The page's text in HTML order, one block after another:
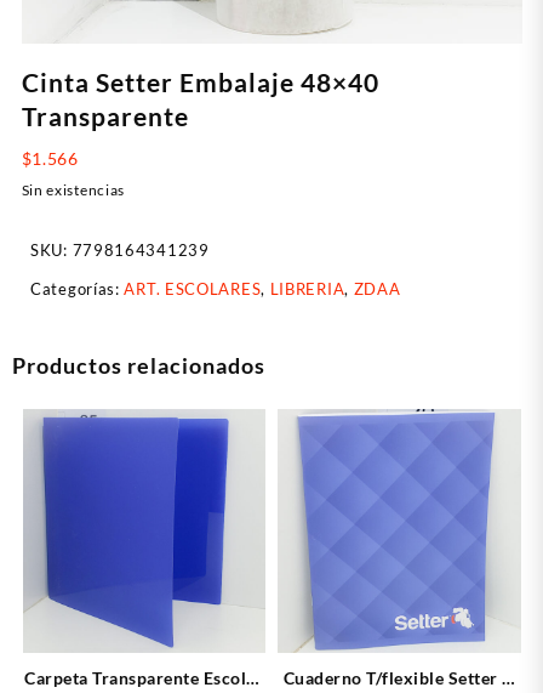
Cinta Setter Embalaje 48×40
Transparente
$1.566
Sin existencias
SKU: 7798164341239
Categorías:ART. ESCOLARES, LIBRERIA, ZDAA
Productos relacionados
Carpeta Transparente Escolar
Cuaderno T/flexible Setter X